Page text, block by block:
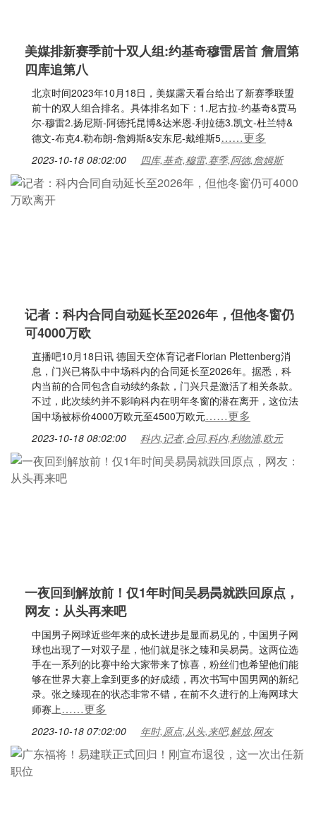
美媒排新赛季前十双人组:约基奇穆雷居首 詹眉第
四库追第八
北京时间2023年10月18日，美媒露天看台给出了新赛季联盟
前十的双人组合排名。具体排名如下：1.尼古拉-约基奇&贾马
尔-穆雷2.扬尼斯-阿德托昆博&达米恩-利拉德3.凯文-杜兰特&
德文-布克4.勒布朗-詹姆斯&安东尼-戴维斯5……更多
2023-10-18 08:02:00 四库,基奇,穆雷,赛季,阿德,詹姆斯
记者：科内合同自动延长至2026年，但他冬窗仍
可4000万欧
直播吧10月18日讯 德国天空体育记者Florian Plettenberg消
息，门兴已将队中中场科内的合同延长至2026年。据悉，科
内当前的合同包含自动续约条款，门兴只是激活了相关条款。
不过，此次续约并不影响科内在明年冬窗的潜在离开，这位法
国中场被标价4000万欧元至4500万欧元……更多
2023-10-18 08:02:00 科内,记者,合同,科内,利物浦,欧元
一夜回到解放前！仅1年时间吴易昺就跌回原点，
网友：从头再来吧
中国男子网球近些年来的成长进步是显而易见的，中国男子网
球也出现了一对双子星，他们就是张之臻和吴易昺。这两位选
手在一系列的比赛中给大家带来了惊喜，粉丝们也希望他们能
够在世界大赛上拿到更多的好成绩，再次书写中国男网的新纪
录。张之臻现在的状态非常不错，在前不久进行的上海网球大
师赛上……更多
2023-10-18 07:02:00 年时,原点,从头,来吧,解放,网友